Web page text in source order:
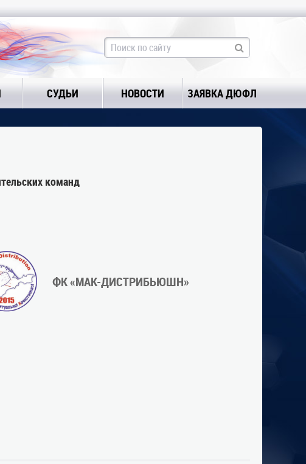
СУДЬИ НОВОСТИ ЗАЯВКА ДЮФЛ
команд
ФК «МАК-ДИСТРИБЬЮШН»